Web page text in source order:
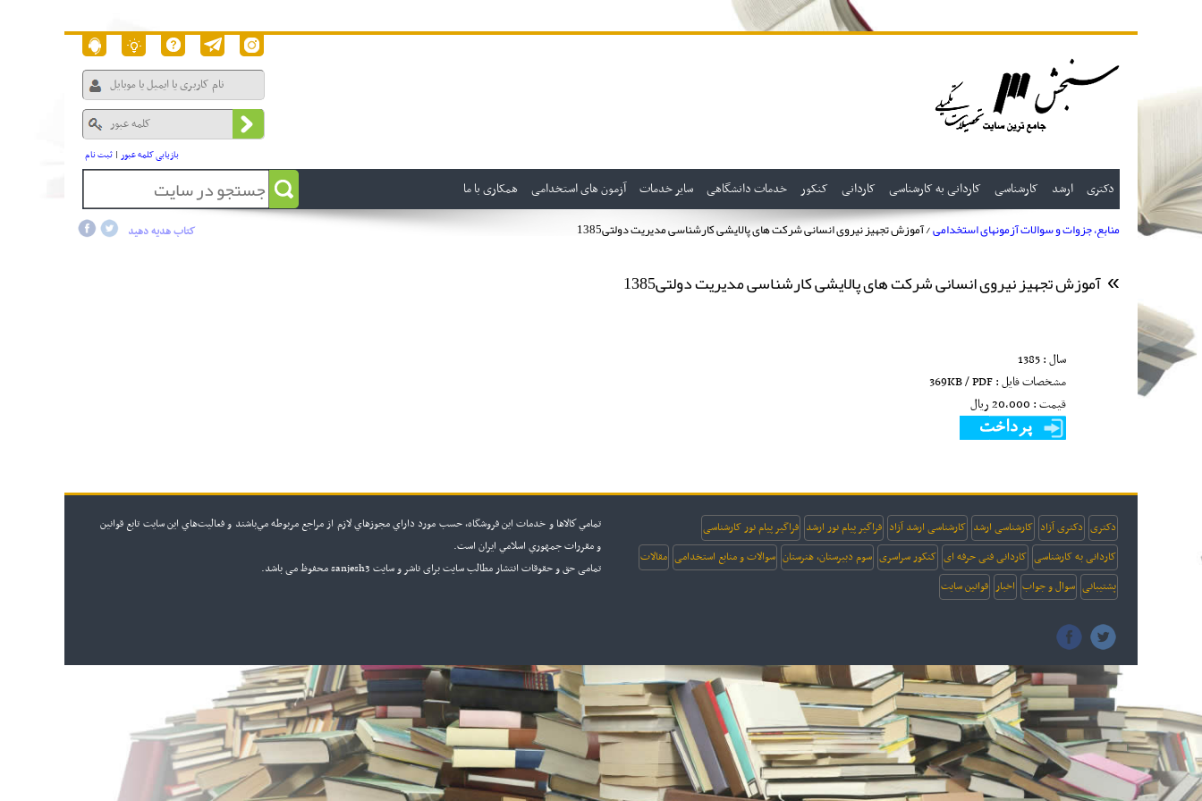
بازیابی کلمه عبور | ثبت نام
دکتری ارشد کارشناسی کاردانی به کارشناسی کاردانی کنکور خدمات دانشگاهی سایر خدمات آزمون های استخدامی همکاری با ما
منابع، جزوات و سوالات آزمونهای استخدامی/ آموزش تجهیز نیروی انسانی شرکت های پالایشی کارشناسی مدیریت دولتی1385 کتاب هدیه دهید
آموزش تجهیز نیروی انسانی شرکت های پالایشی کارشناسی مدیریت دولتی1385
سال : 1385
مشخصات فایل : 369KB / PDF
قیمت : 20,000 ريال
دکتری دکتری آزاد کارشناسی ارشد کارشناسی ارشد آزاد فراگیر پیام نور ارشد فراگیر پیام نور کارشناسی
کاردانی به کارشناسی کاردانی فنی حرفه ای کنکور سراسری سوم دبیرستان، هنرستان سوالات و منابع استخدامی مقالات
پشتیبانی سوال و جواب اخبار قوانین سایت
تمامي كالاها و خدمات اين فروشگاه، حسب مورد داراي مجوزهاي لازم از مراجع مربوطه مي‌باشند و فعاليت‌هاي اين سايت تابع قوانين
و مقررات جمهوري اسلامي ايران است.
تمامی حق و حقوقات انتشار مطالب سایت برای ناشر و سایت sanjesh3 محفوظ می باشد.